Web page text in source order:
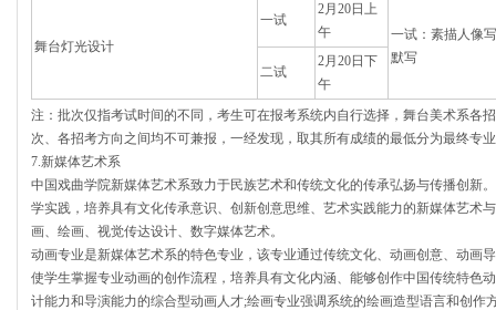
舞台灯光设计
一试
2月20日上
午
一试：素描人像
默写
二试
2月20日下
午
注：批次仅指考试时间的不同，考生可在报考系统内自行选择，舞台美术系各
次、各招考方向之间均不可兼报，一经发现，取其所有成绩的最低分为最终专
7.新媒体艺术系
中国戏曲学院新媒体艺术系致力于民族艺术和传统文化的传承弘扬与传播创新
学实践，培养具有文化传承意识、创新创意思维、艺术实践能力的新媒体艺术
画、绘画、视觉传达设计、数字媒体艺术。
动画专业是新媒体艺术系的特色专业，该专业通过传统文化、动画创意、动画
使学生掌握专业动画的创作流程，培养具有文化内涵、能够创作中国传统特色
计能力和导演能力的综合型动画人才;绘画专业强调系统的绘画造型语言和创作